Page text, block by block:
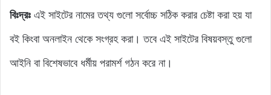
বিঃদ্রঃ এই সাইটের নামের তথ্য গুলো সর্বোচ্চ সঠিক করার চেষ্টা করা হয় যা
বই কিংবা অনলাইন থেকে সংগ্রহ করা। তবে এই সাইটের বিষয়বস্তু গুলো
আইনি বা বিশেষভাবে ধর্মীয় পরামর্শ গঠন করে না।